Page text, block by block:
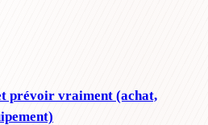
prévoir vraiment (achat,